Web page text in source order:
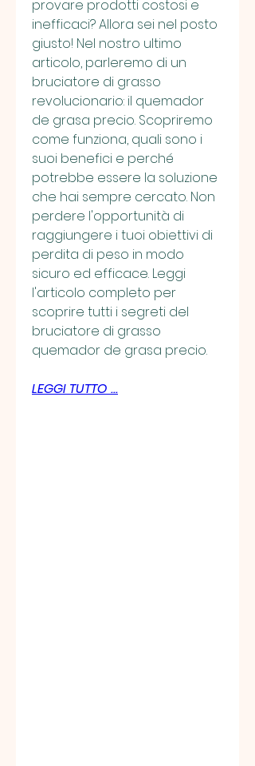
provare prodotti costosi e
inefficaci? Allora sei nel posto
giusto! Nel nostro ultimo
articolo, parleremo di un
bruciatore di grasso
revolucionario: il quemador
de grasa precio. Scopriremo
come funziona, quali sono i
suoi benefici e perché
potrebbe essere la soluzione
che hai sempre cercato. Non
perdere l'opportunità di
raggiungere i tuoi obiettivi di
perdita di peso in modo
sicuro ed efficace. Leggi
l'articolo completo per
scoprire tutti i segreti del
bruciatore di grasso
quemador de grasa precio.
LEGGI TUTTO ...